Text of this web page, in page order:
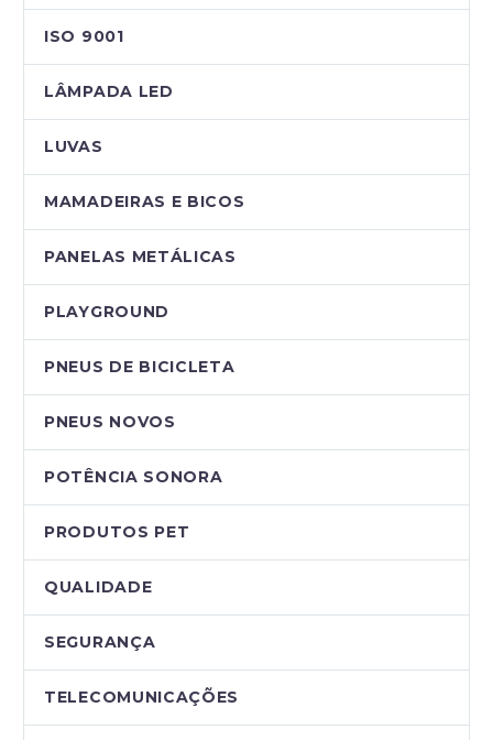
ISO 9001
LÂMPADA LED
LUVAS
MAMADEIRAS E BICOS
PANELAS METÁLICAS
PLAYGROUND
PNEUS DE BICICLETA
PNEUS NOVOS
POTÊNCIA SONORA
PRODUTOS PET
QUALIDADE
SEGURANÇA
TELECOMUNICAÇÕES